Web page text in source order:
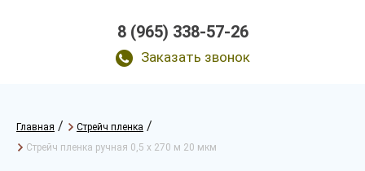
8 (965) 338-57-26
Заказать звонок
Главная / Стрейч пленка /
Стрейч пленка ручная 0,5 х 270 м 20 мкм